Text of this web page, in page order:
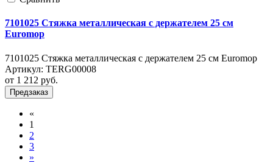
7101025 Стяжка металлическая с держателем 25 см
Euromop
7101025 Стяжка металлическая с держателем 25 см Euromop
Артикул: TERG00008
от 1 212 руб.
Предзаказ
«
1
2
3
»